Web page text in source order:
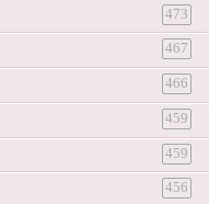
473
467
466
459
459
456